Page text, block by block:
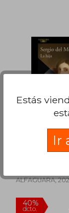
50%
dcto.
SERGIO DEL
ALFAGUARA,
Estás
Ir